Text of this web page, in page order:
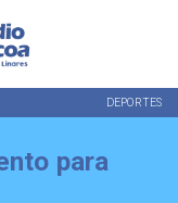
DEPORTES
para